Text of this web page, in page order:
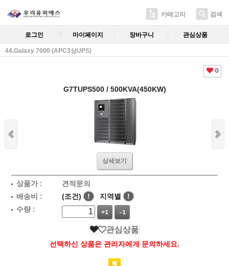
카테고리 검색
로그인 마이페이지 장바구니 관심상품
44.Galaxy 7000 (APC3상UPS)
0
G7TUPS500 / 500KVA(450KW)
상세보기
상품가 :
견적문의
배송비 :
(조건) ! 지역별
!
수량 :
+1 -1
관심상품
선택하신 상품은 관리자에게 문의하세요.